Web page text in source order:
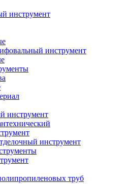
инструмент
инструмент
инструмент
инструмент
труб